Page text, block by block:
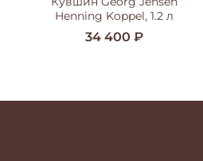
Henning Koppel, 1.2 л
34 400 ₽